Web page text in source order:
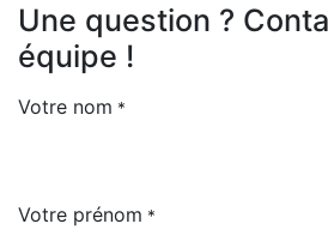
Une question ?
équipe !
Votre nom *
Votre prénom *